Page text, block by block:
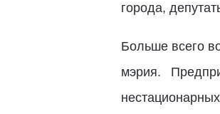
города,
Больше всего
мэрия.